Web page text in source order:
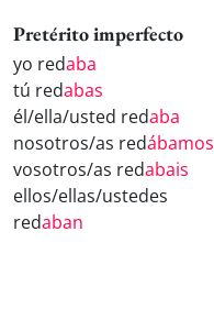
Pretérito imperfecto
yo redaba
tú redabas
él/ella/usted redaba
nosotros/as redábamos
vosotros/as redabais
ellos/ellas/ustedes
redaban